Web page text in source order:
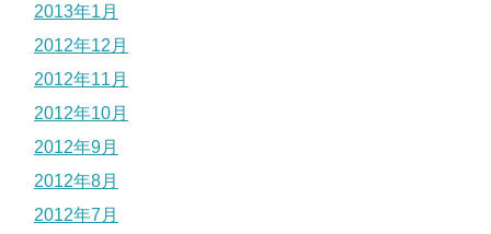
2013年1月
2012年12月
2012年11月
2012年10月
2012年9月
2012年8月
2012年7月